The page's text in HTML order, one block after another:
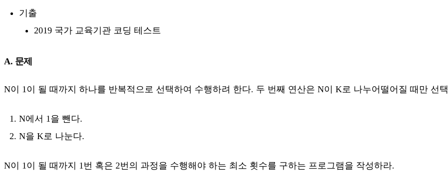
기출
2019 국가 교육기관 코딩 테스트
A. 문제
N이 1이 될 때까지 하나를 반복적으로 선택하여 수행하려 한다. 두 번째 연산은 N이 K로 나누어떨어질 때만 선
N에서 1을 뺀다.
N을 K로 나눈다.
N이 1이 될 때까지 1번 혹은 2번의 과정을 수행해야 하는 최소 횟수를 구하는 프로그램을 작성하라.